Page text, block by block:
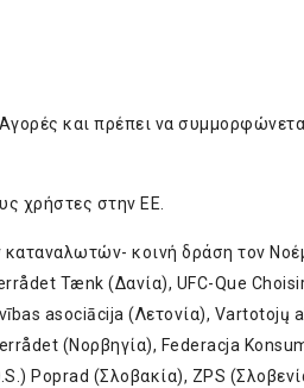
και πρέπει να
χρήστες στην ΕΕ.
κοινή δράση τον
Tænk (Δανία), UFC-Que Choisir
asociācija (Λετονία), Vartotojų
(Νορβηγία), Federacja
Poprad (Σλοβακία), ZPS